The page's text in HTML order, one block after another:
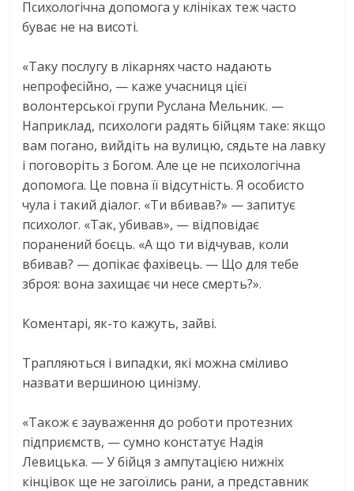
Психологічна допомога у клініках теж часто
буває не на висоті.
«Таку послугу в лікарнях часто надають
непрофесійно, — каже учасниця цієї
волонтерської групи Руслана Мельник. —
Наприклад, психологи радять бійцям таке: якщо
вам погано, вийдіть на вулицю, сядьте на лавку
і поговоріть з Богом. Але це не психологічна
допомога. Це повна її відсутність. Я особисто
чула і такий діалог. «Ти вбивав?» — запитує
психолог. «Так, убивав», — відповідає
поранений боєць. «А що ти відчував, коли
вбивав? — допікає фахівець. — Що для тебе
зброя: вона захищає чи несе смерть?».
Коментарі, як-то кажуть, зайві.
Трапляються і випадки, які можна сміливо
назвати вершиною цинізму.
«Також є зауваження до роботи протезних
підприємств, — сумно констатує Надія
Левицька. — У бійця з ампутацією нижніх
кінцівок ще не загоїлись рани, а представник